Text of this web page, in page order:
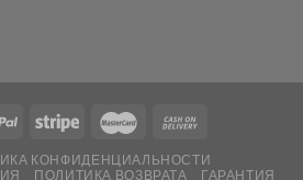
КОНФИДЕНЦИАЛЬНОСТИ
ПОЛИТИКА ВОЗВРАТА ГАРАНТИЯ